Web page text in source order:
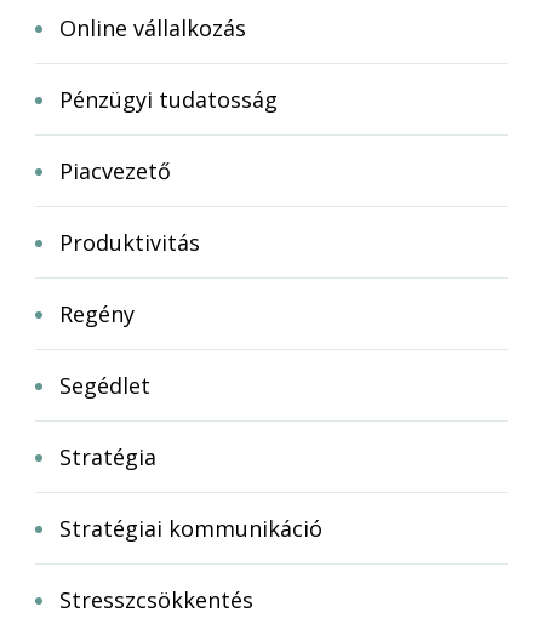
Online vállalkozás
Pénzügyi tudatosság
Piacvezető
Produktivitás
Regény
Segédlet
Stratégia
Stratégiai kommunikáció
Stresszcsökkentés